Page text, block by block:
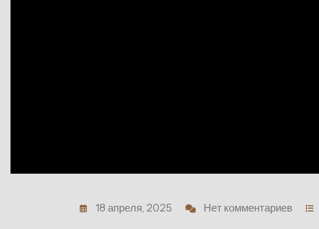
18 апреля, 2025 Нет комментариев